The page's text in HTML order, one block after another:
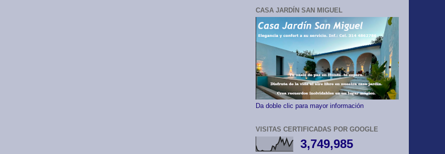
CASA JARDÍN SAN MIGUEL
Da doble clic para mayor información
VISITAS CERTIFICADAS POR GOOGLE
3,749,985